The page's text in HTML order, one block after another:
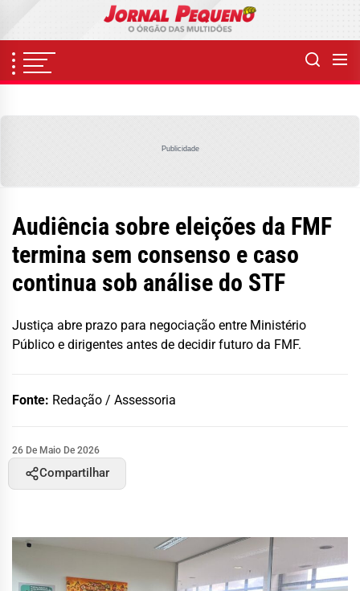
content
Publicidade
Audiência sobre eleições da FMF
termina sem consenso e caso
continua sob análise do STF
Justiça abre prazo para negociação entre Ministério
Público e dirigentes antes de decidir futuro da FMF.
Fonte: Redação / Assessoria
26 De Maio De 2026
Compartilhar